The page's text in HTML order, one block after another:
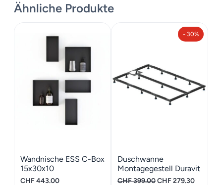
Montageanleitung
Ähnliche Produkte
Wandnische ESS C-Box
15x30x10
CHF443.00
- 30%
Duschwanne
Montagegestell Duravit
Stonetto 160×100
CHF399.00Ursprünglicher
CHF279.30